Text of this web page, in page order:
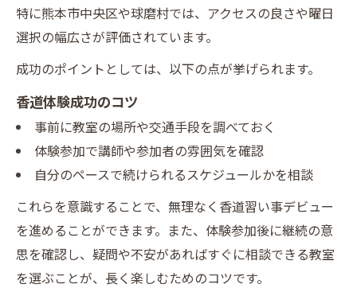
特に熊本市中央区や球磨村では、アクセスの良さや曜日
選択の幅広さが評価されています。
成功のポイントとしては、以下の点が挙げられます。
香道体験成功のコツ
事前に教室の場所や交通手段を調べておく
体験参加で講師や参加者の雰囲気を確認
自分のペースで続けられるスケジュールかを相談
これらを意識することで、無理なく香道習い事デビュー
を進めることができます。また、体験参加後に継続の意
思を確認し、疑問や不安があればすぐに相談できる教室
を選ぶことが、長く楽しむためのコツです。